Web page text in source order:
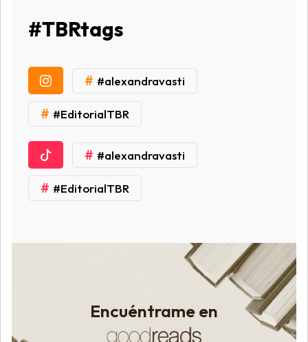
#TBRtags
# #alexandravasti
# #EditorialTBR
# #alexandravasti
# #EditorialTBR
Encuéntrame en